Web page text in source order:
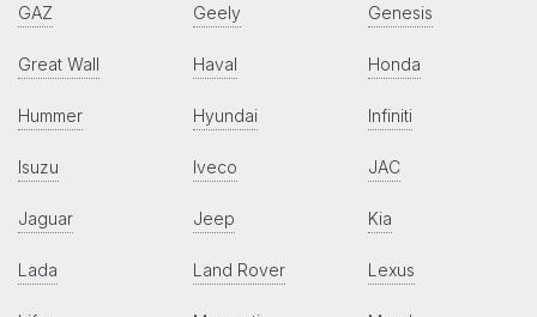
GAZ Geely Genesis
Great Wall Haval Honda
Hummer Hyundai Infiniti
Isuzu Iveco JAC
Jaguar Jeep Kia
Lada Land Rover Lexus